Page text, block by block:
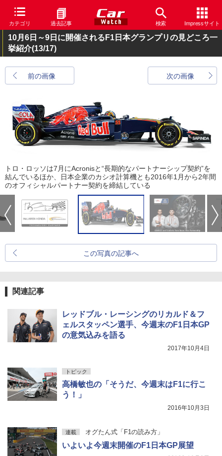
カテゴリ 過去記事 検索 Impressサイト
10月6日～9日に開催されるF1日本グランプリの見どころ一
挙紹介(13/17)
前の画像 次の画像
トロ・ロッソは7月にAcronisと“長期的なパートナーシップ契約”を
結んでいるほか、日本企業のカシオ計算機とも2016年1月から2年間
のオフィシャルパートナー契約を締結している
この写真の記事へ
関連記事
レッドブル・レーシングのリカルド＆フ
ェルスタッペン選手、今週末のF1日本GP
の意気込みを語る
2017年10月4日
トピック
高橋敏也の「そうだ、今週末はF1に行こ
う！」
2016年10月3日
連載 オグたん式「F1の読み方」
いよいよ今週末開催のF1日本GP展望